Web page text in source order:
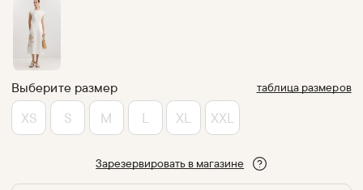
Выберите размер таблица размеров
XS S M L XL XXL
Зарезервировать в магазине